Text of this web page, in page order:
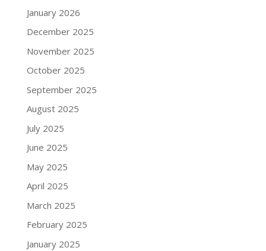
January 2026
December 2025
November 2025
October 2025
September 2025
August 2025
July 2025
June 2025
May 2025
April 2025
March 2025
February 2025
January 2025